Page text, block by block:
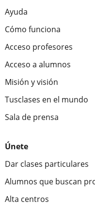
Ayuda
Cómo funciona
Acceso profesores
Acceso a alumnos
Misión y visión
Tusclases en el mundo
Sala de prensa
Únete
Dar clases particulares
Alumnos que buscan
Alta centros